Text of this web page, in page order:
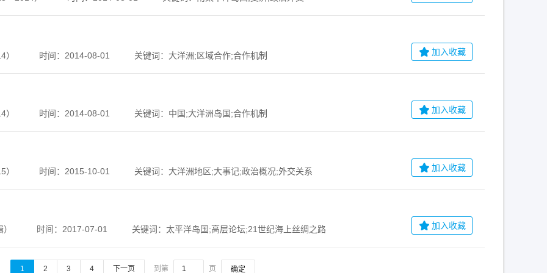
加入收藏
时间：2014-08-01 关键词：大洋洲;区域合作;合作机制
加入收藏
时间：2014-08-01 关键词：中国;大洋洲岛国;合作机制
加入收藏
时间：2015-10-01 关键词：大洋洲地区;大事记;政治概况;外交关系
加入收藏
时间：2017-07-01 关键词：太平洋岛国;高层论坛;21世纪海上丝绸之路
1 2 3 4 下一页 到第 页 确定